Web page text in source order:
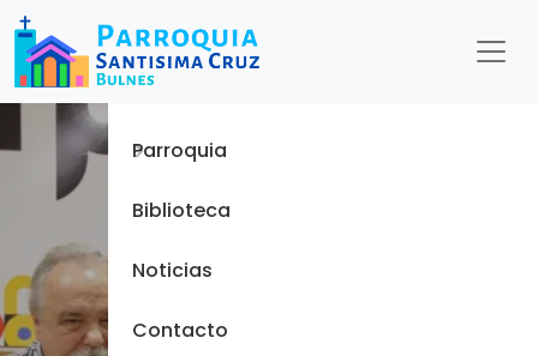
Menu
Inicio
Parroquia
Biblioteca
Noticias
Contacto